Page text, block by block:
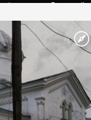
імператору Василю ІІ,
Василем-
Русі. На честь
[…]